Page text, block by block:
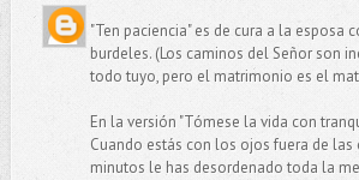
"Ten paciencia" es de cura a la esposa
burdeles. (Los caminos del Señor son
todo tuyo, pero el matrimonio es el
En la versión "Tómese la vida con
Cuando estás con los ojos fuera de las
minutos le has desordenado toda la